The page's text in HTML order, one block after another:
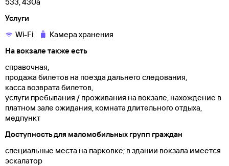
Услуги
Wi-Fi
Камера хранения
На вокзале также есть
справочная,
продажа билетов на поезда дальнего следования,
касса возврата билетов,
услуги пребывания / проживания на вокзале, нахождение в
платном зале ожидания, комната длительного отдыха,
медпункт
Доступность для маломобильных групп граждан
специальные места на парковке; в здании вокзала имеется
эскалатор